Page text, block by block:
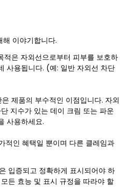
이야기합니다.
적은 자외선으로부터 피부를 보호하
사용됩니다. (예: 일반 자외선 차단
제품의 부수적인 이점입니다. 자외
지수가 있는 데이 크림 또는 파운
사용하세요.
적인 혜택일 뿐이며 다른 클레임과
입증되고 정확하게 표시되어야 하
든 효능 및 표시 규정을 따라야 할